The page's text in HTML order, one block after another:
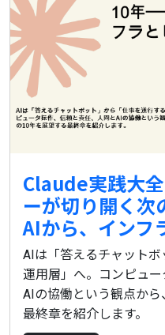
Claude実践大
ーが切り開く
AIから、インフ
AIは「答えるチャット
運用層」へ。コンピュ
AIの協働という観点か
最終章を紹介します。